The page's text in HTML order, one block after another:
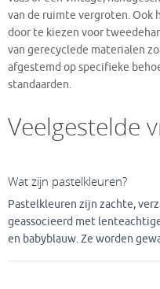
van de ruimte vergroten. Ook
door te kiezen voor
van gerecyclede materialen
afgestemd op specifieke
standaarden.
Veelgestelde
Wat zijn pastelkleuren?
Pastelkleuren zijn zachte,
geassocieerd met
en babyblauw. Ze worden